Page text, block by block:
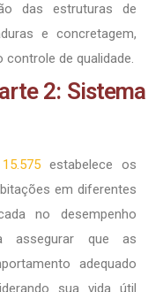
das estruturas de
e concretagem,
controle de qualidade.
2: Sistema
estabelece os
em diferentes
no desempenho
assegurar que as
adequado
sua vida útil